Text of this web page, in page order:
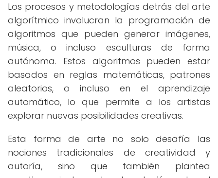
Los procesos y metodologías detrás del arte
algorítmico involucran la programación de
algoritmos que pueden generar imágenes,
música, o incluso esculturas de forma
autónoma. Estos algoritmos pueden estar
basados en reglas matemáticas, patrones
aleatorios, o incluso en el aprendizaje
automático, lo que permite a los artistas
explorar nuevas posibilidades creativas.
Esta forma de arte no solo desafía las
nociones tradicionales de creatividad y
autoría, sino que también plantea